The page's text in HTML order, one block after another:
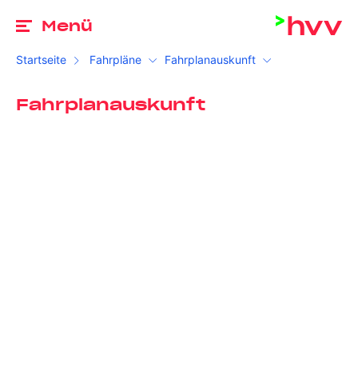
Menü
Startseite Fahrpläne Fahrplanauskunft
Fahrplanauskunft